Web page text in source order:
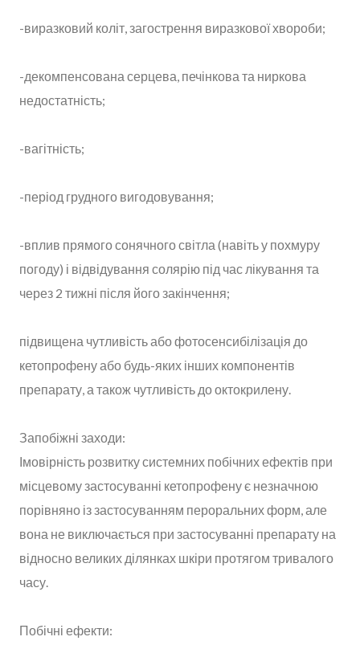
-виразковий коліт, загострення виразкової хвороби;
-декомпенсована серцева, печінкова та ниркова
недостатність;
-вагітність;
-період грудного вигодовування;
-вплив прямого сонячного світла (навіть у похмуру
погоду) і відвідування солярію під час лікування та
через 2 тижні після його закінчення;
підвищена чутливість або фотосенсибілізація до
кетопрофену або будь-яких інших компонентів
препарату, а також чутливість до октокрилену.
Запобіжні заходи:
Імовірність розвитку системних побічних ефектів при
місцевому застосуванні кетопрофену є незначною
порівняно із застосуванням пероральних форм, але
вона не виключається при застосуванні препарату на
відносно великих ділянках шкіри протягом тривалого
часу.
Побічні ефекти: